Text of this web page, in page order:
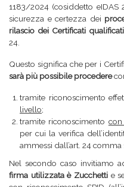
1183/2024 (cosiddetto
sicurezza e certezza dei
rilascio dei Certificati
24.
Questo significa che per i
sarà più possibile procedere
tramite riconoscimento
livello;
tramite riconoscimento
per cui la verifica
ammessi dall’art. 24 comma
Nel secondo caso invitiamo
firma utilizzata è Zucchetti e